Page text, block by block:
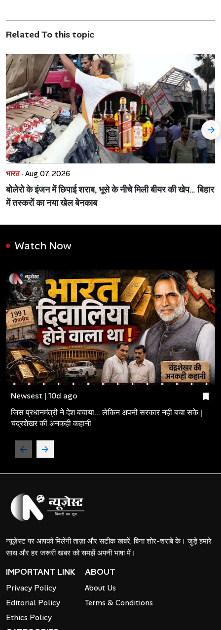
Related To this topic
भारत · Aug 07, 2026
बोलेरो के इंजन में छिपाई शराब, भूसे के नीचे मिली बीयर की खेप… बिहार
में तस्करों का नया खेल बेनकाब
Watch Now
Newsest | 10d ago
जिस प्रधानमंत्री ने देश बचाया... लेकिन अपनी सरकार नहीं बचा सके |
चंद्रशेखर की अनकही कहानी
न्यूज़ेस्ट पर आपको मिलेंगी ताज़ा और सटीक खबरें, बिना शोर-शराबे के। जुड़े हमारे
साथ और हर जरूरी खबर को समझें अपनी भाषा में।
IMPORTANT LINK
Privacy Policy
Editorial Policy
Ethics Policy
ABOUT
About Us
Terms & Conditions